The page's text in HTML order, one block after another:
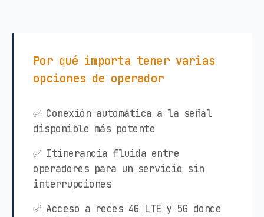
Por qué importa tener varias
opciones de operador
✅ Conexión automática a la señal
disponible más potente
✅ Itinerancia fluida entre
operadores para un servicio sin
interrupciones
✅ Acceso a redes 4G LTE y 5G donde